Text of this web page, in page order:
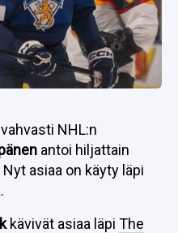
NHL:n
antoi hiljattain
asiaa on käyty läpi
kävivät asiaa läpi The